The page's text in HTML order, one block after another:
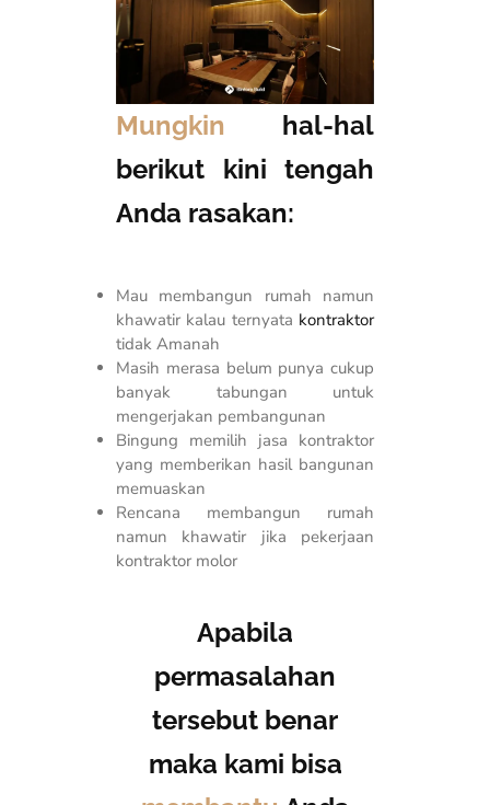
Mungkin hal-hal
berikut kini tengah
Anda rasakan:
Mau membangun rumah namun
khawatir kalau ternyata kontraktor
tidak Amanah
Masih merasa belum punya cukup
banyak tabungan untuk
mengerjakan pembangunan
Bingung memilih jasa kontraktor
yang memberikan hasil bangunan
memuaskan
Rencana membangun rumah
namun khawatir jika pekerjaan
kontraktor molor
Apabila
permasalahan
tersebut benar
maka kami bisa